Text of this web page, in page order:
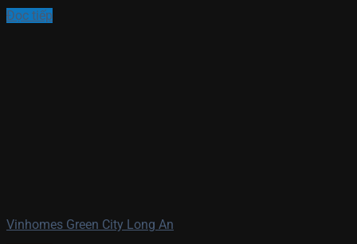
Đọc tiếp
Vinhomes Green City Long An